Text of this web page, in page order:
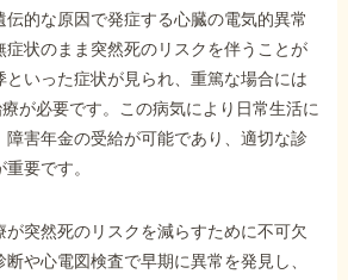
伝的な原因で発症する心臓の電気的異常
症状のまま突然死のリスクを伴うことが
といった症状が見られ、重篤な場合には
が必要です。この病気により日常生活に
障害年金の受給が可能であり、適切な診
要です。
突然死のリスクを減らすために不可欠
や心電図検査で早期に異常を発見し、